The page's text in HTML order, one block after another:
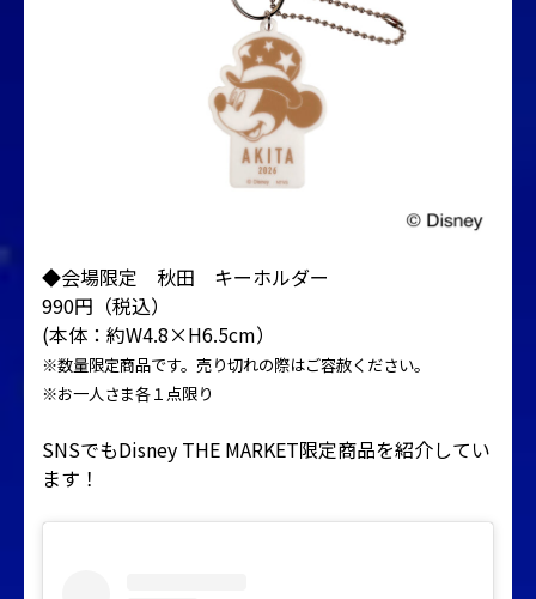
◆会場限定 秋田 キーホルダー
990円（税込）
(本体：約W4.8×H6.5cm）
※数量限定商品です。売り切れの際はご容赦ください。
※お一人さま各１点限り
SNSでもDisney THE MARKET限定商品を紹介してい
ます！